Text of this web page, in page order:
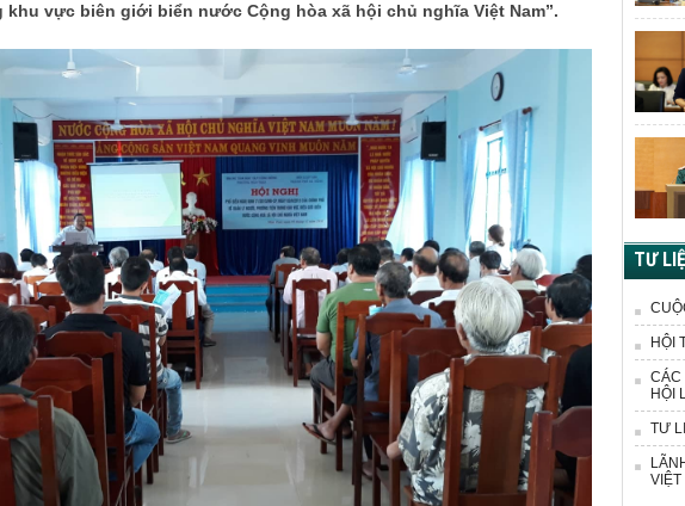
vực biên giới biển nước Cộng hòa xã hội chủ nghĩa Việt Nam”.
TƯ
HỘI
CÁC
HỘI
TƯ
VIỆT